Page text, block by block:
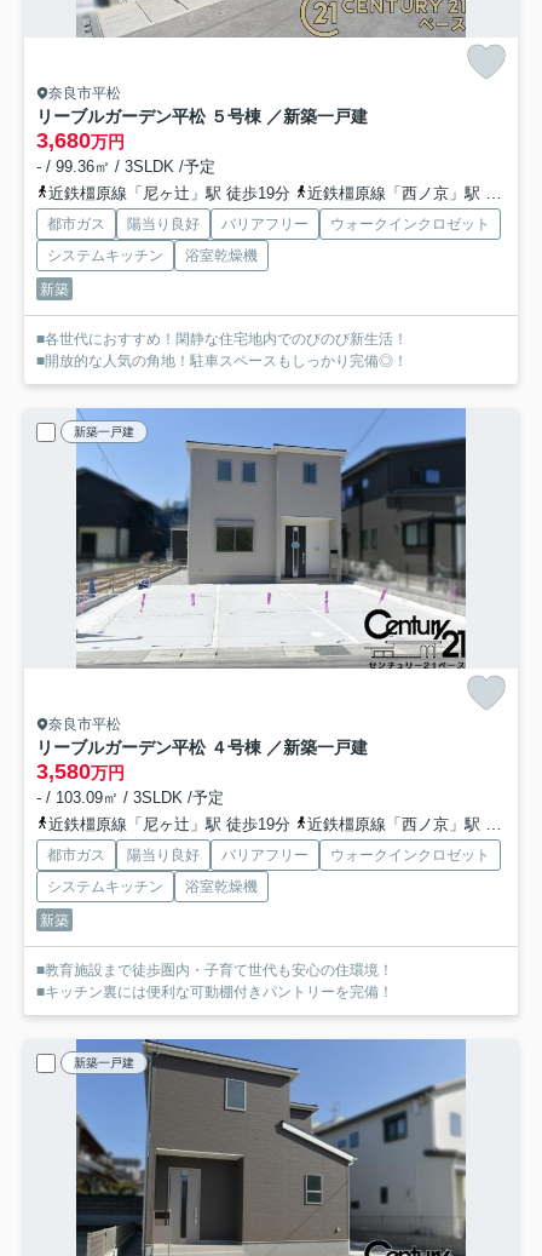
奈良市平松
リーブルガーデン平松 ５号棟 ／新築一戸建
3,680万円
- / 99.36㎡ / 3SLDK /予定
近鉄橿原線「尼ヶ辻」駅 徒歩19分
近鉄橿原線「西ノ京」駅 徒歩18分
都市ガス 陽当り良好 バリアフリー
ウォークインクロゼット
システムキッチン
浴室乾燥機
新築
■各世代におすすめ！閑静な住宅地内でのびのび新生活！
■開放的な人気の角地！駐車スペースもしっかり完備◎！
新築一戸建
奈良市平松
リーブルガーデン平松 ４号棟 ／新築一戸建
3,580万円
- / 103.09㎡ / 3SLDK /予定
近鉄橿原線「尼ヶ辻」駅 徒歩19分
近鉄橿原線「西ノ京」駅 徒歩18分
都市ガス 陽当り良好 バリアフリー
ウォークインクロゼット
システムキッチン
浴室乾燥機
新築
■教育施設まで徒歩圏内・子育て世代も安心の住環境！
■キッチン裏には便利な可動棚付きパントリーを完備！
新築一戸建